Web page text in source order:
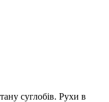
суглобів. Рухи в